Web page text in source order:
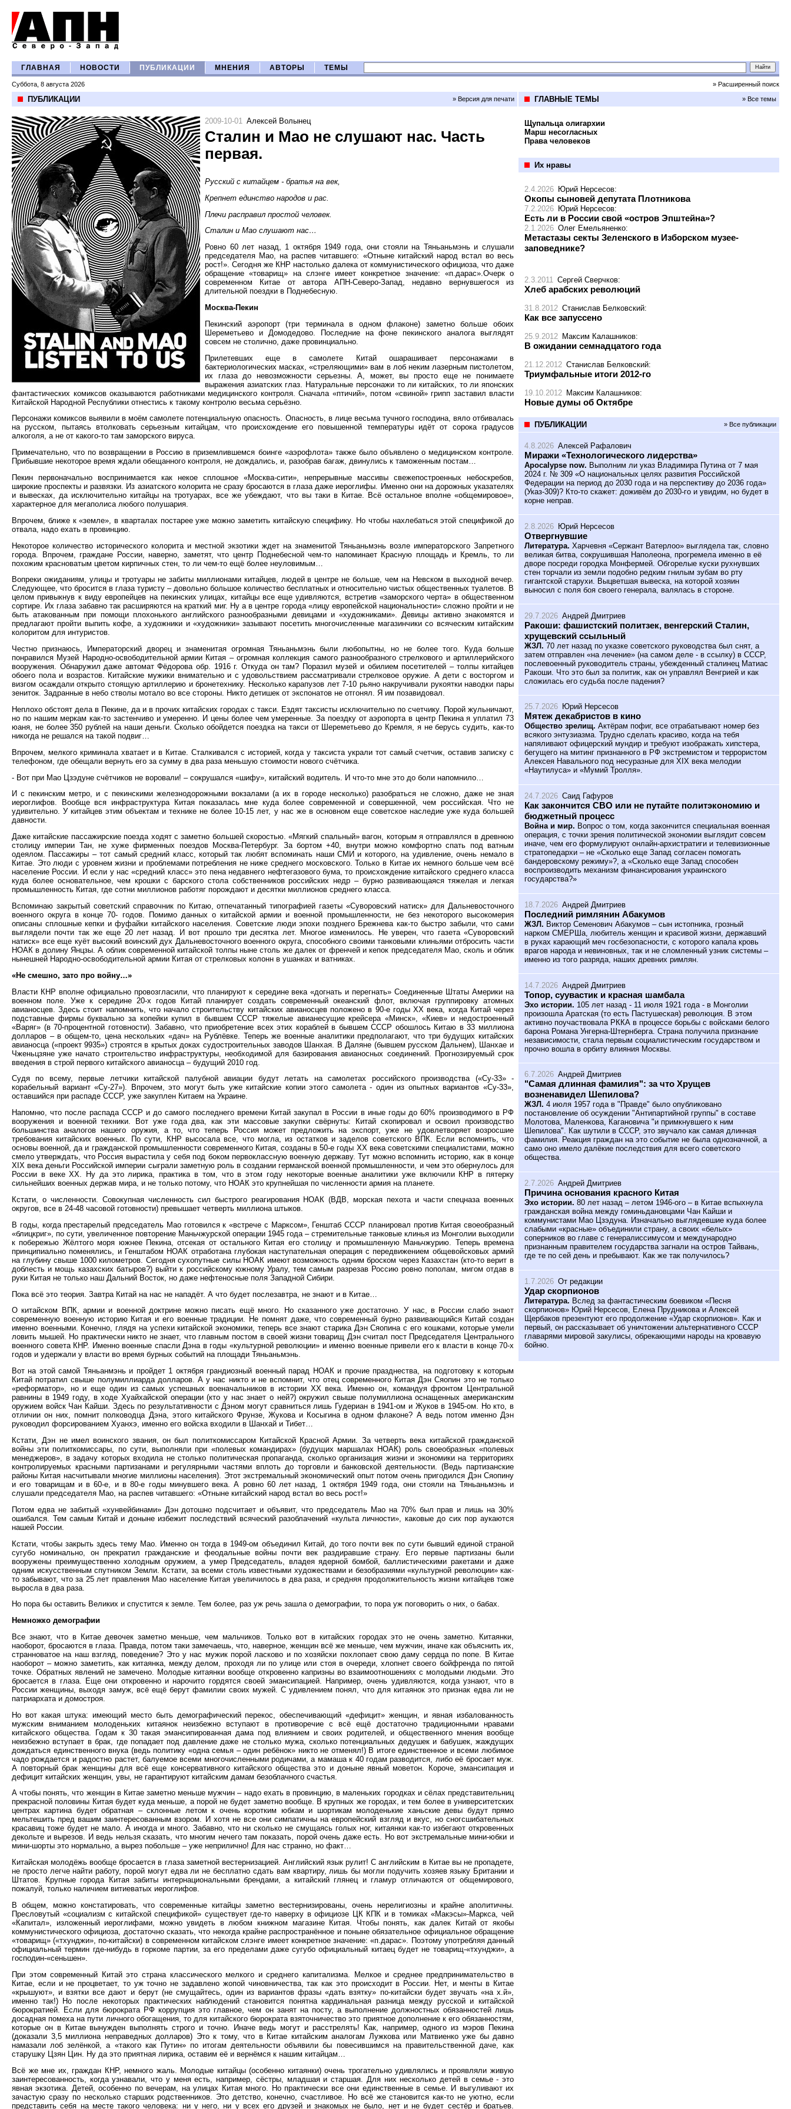
ГЛАВНАЯ НОВОСТИ ПУБЛИКАЦИИ МНЕНИЯ АВТОРЫ ТЕМЫ
Суббота, 8 августа 2026 » Расширенный поиск
ПУБЛИКАЦИИ » Версия для печати
2009-10-01 Алексей Волынец
Сталин и Мао не слушают нас. Часть
первая.
Русский с китайцем - братья на век,
Крепнет единство народов и рас.
Плечи расправил простой человек.
Сталин и Мао слушают нас…
Ровно 60 лет назад, 1 октября 1949 года, они стояли на Тяньаньмэнь и слушали
председателя Мао, на распев читавшего: «Отныне китайский народ встал во весь
рост!». Сегодня же КНР настолько далека от коммунистического официоза, что даже
обращение «товарищ» на слэнге имеет конкретное значение: «п.дарас».Очерк о
современном Китае от автора АПН-Северо-Запад, недавно вернувшегося из
длительной поездки в Поднебесную.
Москва-Пекин
Пекинский аэропорт (три терминала в одном флаконе) заметно больше обоих
Шереметьево и Домодедово. Последние на фоне пекинского аналога выглядят
совсем не столично, даже провинциально.
Прилетевших еще в самолете Китай ошарашивает персонажами в
бактериологических масках, «стреляющими» вам в лоб неким лазерным пистолетом,
их глаза до невозможности серьезны. А, может, вы просто еще не понимаете
выражения азиатских глаз. Натуральные персонажи то ли китайских, то ли японских
фантастических комиксов оказываются работниками медицинского контроля. Сначала «птичий», потом «свиной» грипп заставил власти
Китайской Народной Республики отнестись к такому контролю весьма серьёзно.
Персонажи комиксов выявили в моём самолете потенциальную опасность. Опасность, в лице весьма тучного господина, вяло отбивалась
на русском, пытаясь втолковать серьезным китайцам, что происхождение его повышенной температуры идёт от сорока градусов
алкоголя, а не от какого-то там заморского вируса.
Примечательно, что по возвращении в Россию в приземлившемся боинге «аэрофлота» также было объявлено о медицинском контроле.
Прибывшие некоторое время ждали обещанного контроля, не дождались, и, разобрав багаж, двинулись к таможенным постам…
Пекин первоначально воспринимается как некое сплошное «Москва-сити», непрерывные массивы свежепостроенных небоскребов,
широкие проспекты и развязки. Из азиатского колорита не сразу бросаются в глаза даже иероглифы. Именно они на дорожных указателях
и вывесках, да исключительно китайцы на тротуарах, все же убеждают, что вы таки в Китае. Всё остальное вполне «общемировое»,
характерное для мегаполиса любого полушария.
Впрочем, ближе к «земле», в кварталах постарее уже можно заметить китайскую специфику. Но чтобы нахлебаться этой спецификой до
отвала, надо ехать в провинцию.
Некоторое количество исторического колорита и местной экзотики ждет на знаменитой Тяньаньмэнь возле императорского Запретного
города. Впрочем, граждане России, наверно, заметят, что центр Поднебесной чем-то напоминает Красную площадь и Кремль, то ли
похожим красноватым цветом кирпичных стен, то ли чем-то ещё более неуловимым…
Вопреки ожиданиям, улицы и тротуары не забиты миллионами китайцев, людей в центре не больше, чем на Невском в выходной вечер.
Следующее, что бросится в глаза туристу – довольно большое количество бесплатных и относительно чистых общественных туалетов. В
целом привыкнув к виду европейцев на пекинских улицах, китайцы все еще удивляются, встретив «заморского черта» в общественном
сортире. Их глаза забавно так расширяются на краткий миг. Ну а в центре города «лицу европейской национальности» сложно пройти и не
быть атакованным при помощи плохонького английского разнообразными девицами и «художниками». Девицы активно знакомятся и
предлагают пройти выпить кофе, а художники и «художники» зазывают посетить многочисленные магазинчики со всяческим китайским
колоритом для интуристов.
Честно признаюсь, Императорский дворец и знаменитая огромная Тяньаньмэнь были любопытны, но не более того. Куда больше
понравился Музей Народно-освободительной армии Китая – огромная коллекция самого разнообразного стрелкового и артиллерийского
вооружения. Обнаружил даже автомат Фёдорова обр. 1916 г. Откуда он там? Поразил музей и обилием посетителей – толпы китайцев
обоего пола и возрастов. Китайские мужики внимательно и с удовольствием рассматривали стрелковое оружие. А дети с восторгом и
визгом осаждали открыто стоящую артиллерию и бронетехнику. Несколько карапузов лет 7-10 рьяно накручивали рукоятки наводки пары
зениток. Задранные в небо стволы мотало во все стороны. Никто детишек от экспонатов не отгонял. Я им позавидовал.
Неплохо обстоят дела в Пекине, да и в прочих китайских городах с такси. Ездят таксисты исключительно по счетчику. Порой жульничают,
но по нашим меркам как-то застенчиво и умеренно. И цены более чем умеренные. За поездку от аэропорта в центр Пекина я уплатил 73
юаня, не более 350 рублей на наши деньги. Сколько обойдется поездка на такси от Шереметьево до Кремля, я не берусь судить, как-то
никогда не решался на такой подвиг…
Впрочем, мелкого криминала хватает и в Китае. Сталкивался с историей, когда у таксиста украли тот самый счетчик, оставив записку с
телефоном, где обещали вернуть его за сумму в два раза меньшую стоимости нового счётчика.
- Вот при Мао Цзэдуне счётчиков не воровали! – сокрушался «шифу», китайский водитель. И что-то мне это до боли напомнило…
И с пекинским метро, и с пекинскими железнодорожными вокзалами (а их в городе несколько) разобраться не сложно, даже не зная
иероглифов. Вообще вся инфраструктура Китая показалась мне куда более современной и совершенной, чем российская. Что не
удивительно. У китайцев этим объектам и технике не более 10-15 лет, у нас же в основном еще советское наследие уже куда большей
давности.
Даже китайские пассажирские поезда ходят с заметно большей скоростью. «Мягкий спальный» вагон, которым я отправлялся в древнюю
столицу империи Тан, не хуже фирменных поездов Москва-Петербург. За бортом +40, внутри можно комфортно спать под ватным
одеялом. Пассажиры – тот самый средний класс, который так любят вспоминать наши СМИ и которого, на удивление, очень немало в
Китае. Это люди с уровнем жизни и проблемами потребления не ниже среднего московского. Только в Китае их немного больше чем всё
население России. И если у нас «средний класс» это пена недавнего нефтегазового бума, то происхождение китайского среднего класса
куда более основательное, чем крошки с барского стола собственников российских недр – бурно развивающаяся тяжелая и легкая
промышленность Китая, где сотни миллионов работяг порождают и десятки миллионов среднего класса.
Вспоминаю закрытый советский справочник по Китаю, отпечатанный типографией газеты «Суворовский натиск» для Дальневосточного
военного округа в конце 70- годов. Помимо данных о китайской армии и военной промышленности, не без некоторого высокомерия
описаны сплошные кепки и фуфайки китайского населения. Советские люди эпохи позднего Брежнева как-то быстро забыли, что сами
выглядели почти так же еще 20 лет назад. И вот прошло три десятка лет. Многое изменилось. Не уверен, что газета «Суворовский
натиск» все еще куёт высокий воинский дух Дальневосточного военного округа, способного своими танковыми клиньями отбросить части
НОАК в долину Янцзы. А облик современной китайской толпы ныне столь же далек от френчей и кепок председателя Мао, сколь и облик
нынешней Народно-освободительной армии Китая от стрелковых колонн в ушанках и ватниках.
«Не смешно, зато про войну…»
Власти КНР вполне официально провозгласили, что планируют к середине века «догнать и перегнать» Соединенные Штаты Америки на
военном поле. Уже к середине 20-х годов Китай планирует создать современный океанский флот, включая группировку атомных
авианосцев. Здесь стоит напомнить, что начало строительству китайских авианосцев положено в 90-е годы ХХ века, когда Китай через
подставные фирмы буквально за копейки купил в бывшем СССР тяжелые авианесущие крейсера «Минск», «Киев» и недостроенный
«Варяг» (в 70-процентной готовности). Забавно, что приобретение всех этих кораблей в бывшем СССР обошлось Китаю в 33 миллиона
долларов – в общем-то, цена нескольких «дач» на Рублёвке. Теперь же военные аналитики предполагают, что три будущих китайских
авианосца («проект 9935») строятся в крытых доках судостроительных заводов Шанхая. В Даляне (бывшем русском Дальнем), Шанхае и
Чженьцзяне уже начато строительство инфраструктуры, необходимой для базирования авианосных соединений. Прогнозируемый срок
введения в строй первого китайского авианосца – будущий 2010 год.
Судя по всему, первые летчики китайской палубной авиации будут летать на самолетах российского производства («Су-33» -
корабельный вариант «Су-27»). Впрочем, это могут быть уже китайские копии этого самолета - один из опытных вариантов «Су-33»,
оставшийся при распаде СССР, уже закуплен Китаем на Украине.
Напомню, что после распада СССР и до самого последнего времени Китай закупал в России в иные годы до 60% производимого в РФ
вооружения и военной техники. Вот уже года два, как эти массовые закупки свёрнуты: Китай скопировал и освоил производство
большинства аналогов нашего оружия, а то, что теперь Россия может предложить на экспорт, уже не удовлетворяет возросшие
требования китайских военных. По сути, КНР высосала все, что могла, из остатков и заделов советского ВПК. Если вспомнить, что
основы военной, да и гражданской промышленности современного Китая, созданы в 50-е годы ХХ века советскими специалистами, можно
смело утверждать, что Россия вырастила у себя под боком первоклассную военную державу. Тут можно вспомнить историю, как в конце
XIX века деньги Российской империи сыграли заметную роль в создании германской военной промышленности, и чем это обернулось для
России в веке XX. Ну да это лирика, практика в том, что в этом году некоторые военные аналитики уже включили КНР в пятерку
сильнейших военных держав мира, и не только потому, что НОАК это крупнейшая по численности армия на планете.
Кстати, о численности. Совокупная численность сил быстрого реагирования НОАК (ВДВ, морская пехота и части спецназа военных
округов, все в 24-48 часовой готовности) превышает четверть миллиона штыков.
В годы, когда престарелый председатель Мао готовился к «встрече с Марксом», Генштаб СССР планировал против Китая своеобразный
«блицкриг», по сути, увеличенное повторение Маньчжурской операции 1945 года – стремительные танковые клинья из Монголии выходили
к побережью Жёлтого моря южнее Пекина, отсекая от остального Китая его столицу и промышленную Маньчжурию. Теперь времена
принципиально поменялись, и Генштабом НОАК отработана глубокая наступательная операция с передвижением общевойсковых армий
на глубину свыше 1000 километров. Сегодня сухопутные силы НОАК имеют возможность одним броском через Казахстан (кто-то верит в
доблесть и мощь казахских батыров?) выйти к российскому южному Уралу, тем самым разрезав Россию ровно пополам, мигом отдав в
руки Китая не только наш Дальний Восток, но даже нефтеносные поля Западной Сибири.
Пока всё это теория. Завтра Китай на нас не нападёт. А что будет послезавтра, не знают и в Китае…
О китайском ВПК, армии и военной доктрине можно писать ещё много. Но сказанного уже достаточно. У нас, в России слабо знают
современную военную историю Китая и его военные традиции. Не помнят даже, что современный бурно развивающийся Китай создан
именно военными. Конечно, глядя на успехи китайской экономики, теперь все знают старика Дэн Сяопина с его кошками, которые умели
ловить мышей. Но практически никто не знает, что главным постом в своей жизни товарищ Дэн считал пост Председателя Центрального
военного совета КНР. Именно военные спасли Дэна в годы «культурной революции» и именно военные привели его к власти в конце 70-х
годов и удержали у власти во время бурных событий на площади Тяньаньмэнь.
Вот на этой самой Тяньанмэнь и пройдет 1 октября грандиозный военный парад НОАК и прочие празднества, на подготовку к которым
Китай потратил свыше полумиллиарда долларов. А у нас никто и не вспомнит, что отец современного Китая Дэн Сяопин это не только
«реформатор», но и еще один из самых успешных военачальников в истории ХХ века. Именно он, командуя фронтом Центральной
равнины в 1949 году, в ходе Хуайхайской операции (кто у нас знает о ней?) окружил свыше полумиллиона оснащенных американским
оружием войск Чан Кайши. Здесь по результативности с Дэном могут сравниться лишь Гудериан в 1941-ом и Жуков в 1945-ом. Но кто, в
отличии он них, помнит полководца Дэна, этого китайского Фрунзе, Жукова и Косыгина в одном флаконе? А ведь потом именно Дэн
руководил форсированием Хуанхэ, именно его войска входили в Шанхай и Тибет…
Кстати, Дэн не имел воинского звания, он был политкомиссаром Китайской Красной Армии. За четверть века китайской гражданской
войны эти политкомиссары, по сути, выполняли при «полевых командирах» (будущих маршалах НОАК) роль своеобразных «полевых
менеджеров», в задачу которых входила не столько политическая пропаганда, сколько организация жизни и экономики на территориях
контролируемых красными партизанами и регулярными частями вплоть до торговли и банковской деятельности. (Ведь партизанские
районы Китая насчитывали многие миллионы населения). Этот экстремальный экономический опыт потом очень пригодился Дэн Сяопину
и его товарищам и в 60-е, и в 80-е годы минувшего века. А ровно 60 лет назад, 1 октября 1949 года, они стояли на Тяньаньмэнь и
слушали председателя Мао, на распев читавшего: «Отныне китайский народ встал во весь рост!»
Потом едва не забитый «хунвейбинами» Дэн дотошно подсчитает и объявит, что председатель Мао на 70% был прав и лишь на 30%
ошибался. Тем самым Китай и доныне избежит последствий всяческий разоблачений «культа личности», каковые до сих пор аукаются
нашей России.
Кстати, чтобы закрыть здесь тему Мао. Именно он тогда в 1949-ом объединил Китай, до того почти век по сути бывший единой страной
сугубо номинально, он прекратил гражданские и феодальные войны почти век раздиравшие страну. Его первые партизаны были
вооружены преимущественно холодным оружием, а умер Председатель, владея ядерной бомбой, баллистическими ракетами и даже
одним искусственным спутником Земли. Кстати, за всеми столь известными художествами и безобразиями «культурной революции» как-
то забывают, что за 25 лет правления Мао население Китая увеличилось в два раза, и средняя продолжительность жизни китайцев тоже
выросла в два раза.
Но пора бы оставить Великих и спустится к земле. Тем более, раз уж речь зашла о демографии, то пора уж поговорить о них, о бабах.
Немножко демографии
Все знают, что в Китае девочек заметно меньше, чем мальчиков. Только вот в китайских городах это не очень заметно. Китаянки,
наоборот, бросаются в глаза. Правда, потом таки замечаешь, что, наверное, женщин всё же меньше, чем мужчин, иначе как объяснить их,
странноватое на наш взгляд, поведение? Это у нас мужик порой ласково и по хозяйски похлопает свою даму сердца по попе. В Китае
наоборот – можно заметить, как китаянка, между делом, проходя ли по улице или стоя в очереди, хлопнет своего бойфренда по пятой
точке. Обратных явлений не замечено. Молодые китаянки вообще откровенно капризны во взаимоотношениях с молодыми людьми. Это
бросается в глаза. Еще они откровенно и нарочито гордятся своей эмансипацией. Например, очень удивляются, когда узнают, что в
России женщины, выходя замуж, всё ещё берут фамилии своих мужей. С удивлением понял, что для китаянок это признак едва ли не
патриархата и домостроя.
Но вот какая штука: имеющий место быть демографический перекос, обеспечивающий «дефицит» женщин, и явная избалованность
мужским вниманием молоденьких китаянок неизбежно вступают в противоречие с всё ещё достаточно традиционными нравами
китайского общества. Годам к 30 такая эмансипированная дама под влиянием и своих родителей, и общественного мнения вообще
неизбежно вступает в брак, где попадает под давление даже не столько мужа, сколько потенциальных дедушек и бабушек, жаждущих
дождаться единственного внука (ведь политику «одна семья – один ребёнок» никто не отменял!) В итоге единственное и всеми любимое
чадо рождается и радостно растет, балуемое всеми многочисленными родичами, а мамаша к 40 годам разводится, либо её бросает муж.
А повторный брак женщины для всё еще консервативного китайского общества это и доныне явный моветон. Короче, эмансипация и
дефицит китайских женщин, увы, не гарантируют китайским дамам безоблачного счастья.
А чтобы понять, что женщин в Китае заметно меньше мужчин – надо ехать в провинцию, в маленьких городках и сёлах представительниц
прекрасной половины Китая будет куда меньше, а порой не будет заметно вообще. В крупных же городах, и тем более в университетских
центрах картина будет обратная – склонные летом к очень коротким юбкам и шортикам молоденькие ханьские девы будут прямо
мельтешить пред вашим заинтересованным взором. И хотя не все они симпатичны на европейский взгляд и вкус, но сногсшибательных
красавиц тоже будет не мало. А иногда и много. Забавно, что ни сколько не смущаясь голых ног, китаянки как-то избегают откровенных
декольте и вырезов. И ведь нельзя сказать, что многим нечего там показать, порой очень даже есть. Но вот экстремальные мини-юбки и
мини-шорты это нормально, а вырез побольше – уже неприлично! Для нас странно, но факт…
Китайская молодёжь вообще бросается в глаза заметной вестернизацией. Английский язык рулит! С английским в Китае вы не пропадете,
не просто легче найти работу, порой могут едва ли не бесплатно сдать вам квартиру, лишь бы могли подучить хозяев языку Британии и
Штатов. Крупные города Китая забиты интернациональными брендами, а китайский глянец и гламур отличаются от общемирового,
пожалуй, только наличием витиеватых иероглифов.
В общем, можно констатировать, что современные китайцы заметно вестернизированы, очень нерелигиозны и крайне аполитичны.
Пресловутый «социализм с китайской спецификой» существует где-то наверху в официозе ЦК КПК и в томиках «Макэсы»-Маркса, чей
«Капитал», изложенный иероглифами, можно увидеть в любом книжном магазине Китая. Чтобы понять, как далек Китай от якобы
коммунистического официоза, достаточно сказать, что некогда крайне распространённое и поныне обязательное официальное обращение
«товарищ» («тхунджи», по-китайски) в современном китайском слэнге имеет конкретное значение: «п.дарас». Поэтому употребляя данный
официальный термин где-нибудь в горкоме партии, за его пределами даже сугубо официальный китаец будет не товарищ-«тхунджи», а
господин-«сеньшен».
При этом современный Китай это страна классического мелкого и среднего капитализма. Мелкое и среднее предпринимательство в
Китае, если и не процветает, то уж точно не задавлено жопой чиновничества, так как это происходит в России. Нет, и менты в Китае
«крышуют», и взятки все дают и берут (не смущайтесь, один из вариантов фразы «дать взятку» по-китайски будет звучать «на х.й»,
именно так!) Но после некоторых практических наблюдений становится понятна кардинальная разница между русской и китайской
бюрократией. Если для бюрократа РФ коррупция это главное, чем он занят на посту, а выполнение должностных обязанностей лишь
досадная помеха на пути личного обогащения, то для китайского бюрократа взяточничество это приятное дополнение к его обязанностям,
которые он в Китае вынужден выполнять строго и точно. Иначе ведь могут и расстрелять! Как, например, одного из мэров Пекина
(доказали 3,5 миллиона неправедных долларов) Это к тому, что в Китае китайским аналогам Лужкова или Матвиенко уже бы давно
намазали лоб зелёнкой, а «такого как Путин» по итогам деятельности объявили бы повесившимся на правительственной даче, как
старушку Цзян Цин. Ну да это приятная лирика, оставим её и вернёмся к нашим китайцам…
Всё же мне их, граждан КНР, немного жаль. Молодые китайцы (особенно китаянки) очень трогательно удивлялись и проявляли живую
заинтересованность, когда узнавали, что у меня есть, например, сёстры, младшая и старшая. Для них несколько детей в семье - это
явная экзотика. Детей, особенно по вечерам, на улицах Китая много. Но практически все они единственные в семье. И выгуливают их
зачастую сразу по несколько старших родственников. Это детство, конечно, счастливое. Но всё же становится как-то не уютно, если
представить себя на месте такого человека: ни у него, ни у всех его друзей и знакомых не было, нет и не будет сестёр и братьев.
ГЛАВНЫЕ ТЕМЫ » Все темы
Щупальца олигархии
Марш несогласных
Права человеков
Их нравы
2.4.2026 Юрий Нерсесов:
Окопы сыновей депутата Плотникова
7.2.2026 Юрий Нерсесов:
Есть ли в России свой «остров Эпштейна»?
2.1.2026 Олег Емельяненко:
Метастазы секты Зеленского в Изборском музее-
заповеднике?
2.3.2011 Сергей Сверчков:
Хлеб арабских революций
31.8.2012 Станислав Белковский:
Как все запуссено
25.9.2012 Максим Калашников:
В ожидании семнадцатого года
21.12.2012 Станислав Белковский:
Триумфальные итоги 2012-го
19.10.2012 Максим Калашников:
Новые думы об Октябре
ПУБЛИКАЦИИ » Все публикации
4.8.2026 Алексей Рафалович
Миражи «Технологического лидерства»
Apocalypse now. Выполним ли указ Владимира Путина от 7 мая
2024 г. № 309 «О национальных целях развития Российской
Федерации на период до 2030 года и на перспективу до 2036 года»
(Указ-309)? Кто-то скажет: доживём до 2030-го и увидим, но будет в
корне неправ.
2.8.2026 Юрий Нерсесов
Отвергнувшие
Литература. Харчевня «Сержант Ватерлоо» выглядела так, словно
великая битва, сокрушившая Наполеона, прогремела именно в её
дворе посреди городка Монфермей. Обгорелые куски рухнувших
стен торчали из земли подобно редким гнилым зубам во рту
гигантской старухи. Выцветшая вывеска, на которой хозяин
выносил с поля боя своего генерала, валялась в стороне.
29.7.2026 Андрей Дмитриев
Ракоши: фашистский политзек, венгерский Сталин,
хрущевский ссыльный
ЖЗЛ. 70 лет назад по указке советского руководства был снят, а
затем отправлен «на лечение» (на самом деле - в ссылку) в СССР,
послевоенный руководитель страны, убежденный сталинец Матиас
Ракоши. Что это был за политик, как он управлял Венгрией и как
сложилась его судьба после падения?
25.7.2026 Юрий Нерсесов
Мятеж декабристов в кино
Общество зрелищ. Актёрам пофиг, все отрабатывают номер без
всякого энтузиазма. Трудно сделать красиво, когда на тебя
напяливают офицерский мундир и требуют изображать хипстера,
бегущего на митинг признанного в РФ экстремистом и террористом
Алексея Навального под несуразные для XIX века мелодии
«Наутилуса» и «Мумий Тролля».
24.7.2026 Саид Гафуров
Как закончится СВО или не путайте политэкономию и
бюджетный процесс
Война и мир. Вопрос о том, когда закончится специальная военная
операция, с точки зрения политической экономии выглядит совсем
иначе, чем его формулируют онлайн-архистратиги и телевизионные
стратопедархи – не «Сколько еще Запад согласен помогать
бандеровскому режиму»?, а «Сколько еще Запад способен
воспроизводить механизм финансирования украинского
государства?»
18.7.2026 Андрей Дмитриев
Последний римлянин Абакумов
ЖЗЛ. Виктор Семенович Абакумов – сын истопника, грозный
нарком СМЕРШа, любитель женщин и красивой жизни, державший
в руках карающий меч госбезопасности, с которого капала кровь
врагов народа и невиновных, так и не сломленный узник системы –
именно из того разряда, наших древних римлян.
14.7.2026 Андрей Дмитриев
Топор, суувастик и красная шамбала
Эхо истории. 105 лет назад - 11 июля 1921 года - в Монголии
произошла Аратская (то есть Пастушеская) революция. В этом
активно поучаствовала РККА в процессе борьбы с войсками белого
барона Романа Унгерна-Штернберга. Страна получила признание
независимости, стала первым социалистическим государством и
прочно вошла в орбиту влияния Москвы.
6.7.2026 Андрей Дмитриев
"Самая длинная фамилия": за что Хрущев
возненавидел Шепилова?
ЖЗЛ. 4 июля 1957 года в "Правде" было опубликовано
постановление об осуждении "Антипартийной группы" в составе
Молотова, Маленкова, Кагановича "и примкнувшего к ним
Шепилова". Как шутили в СССР, это звучало как самая длинная
фамилия. Реакция граждан на это событие не была однозначной, а
само оно имело далёкие последствия для всего советского
общества.
2.7.2026 Андрей Дмитриев
Причина основания красного Китая
Эхо истории. 80 лет назад – летом 1946-ого – в Китае вспыхнула
гражданская война между гоминьдановцами Чан Кайши и
коммунистами Мао Цзэдуна. Изначально выглядевшие куда более
слабыми «красные» объединили страну, а своих «белых»
соперников во главе с генералиссимусом и международно
признанным правителем государства загнали на остров Тайвань,
где те по сей день и пребывают. Как же так получилось?
1.7.2026 От редакции
Удар скорпионов
Литература. Вслед за фантастическим боевиком «Песня
скорпионов» Юрий Нерсесов, Елена Прудникова и Алексей
Щербаков презентуют его продолжение «Удар скорпионов». Как и
первый, он рассказывает об уничтожении альтернативного СССР
главарями мировой закулисы, обрекающими народы на кровавую
бойню.